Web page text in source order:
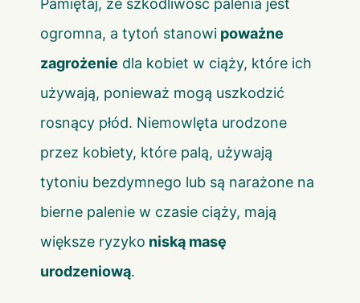
Pamiętaj, że szkodliwość palenia jest
ogromna, a tytoń stanowi poważne
zagrożenie dla kobiet w ciąży, które ich
używają, ponieważ mogą uszkodzić
rosnący płód. Niemowlęta urodzone
przez kobiety, które palą, używają
tytoniu bezdymnego lub są narażone na
bierne palenie w czasie ciąży, mają
większe ryzyko niską masę
urodzeniową.